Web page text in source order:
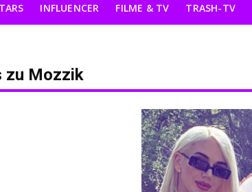
INFLUENCER FILME & TV TRASH-TV
zu Mozzik